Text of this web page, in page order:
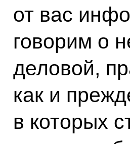
от вас
говорим о
деловой,
как и
в которых